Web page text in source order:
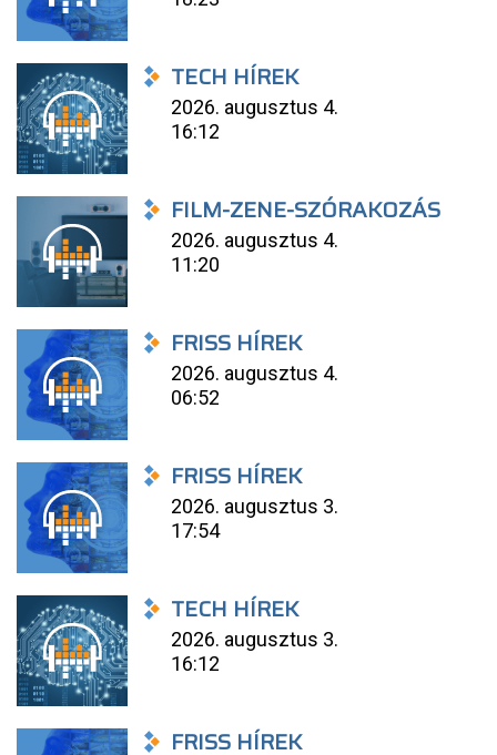
TECH HÍREK
2026. augusztus 4.
16:12
FILM-ZENE-SZÓRAKOZÁS
2026. augusztus 4.
11:20
FRISS HÍREK
2026. augusztus 4.
06:52
FRISS HÍREK
2026. augusztus 3.
17:54
TECH HÍREK
2026. augusztus 3.
16:12
FRISS HÍREK